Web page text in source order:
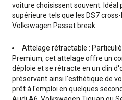
voiture choisissent souvent. Idéal
supérieure tels que les DS7
Volkswagen Passat break.
Attelage rétractable :
Premium, cet attelage offre un
déploie et se rétracte en un clin
préservant ainsi l'esthétique de
prêt à l'emploi en quelques